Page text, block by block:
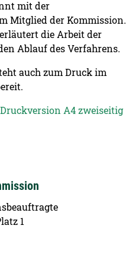
mit der
Mitglied der Kommission.
die Arbeit der
Ablauf des Verfahrens.
auch zum Druck im
A4 zweiseitig
1